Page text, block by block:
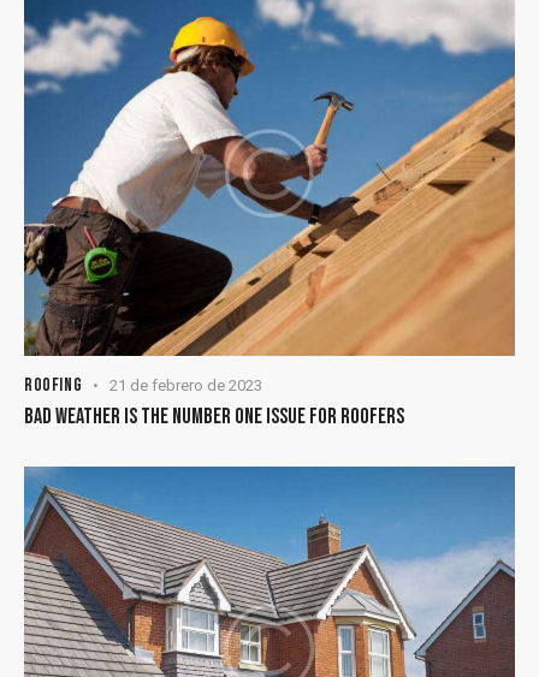
ROOFING 21 de febrero de 2023
BAD WEATHER IS THE NUMBER ONE ISSUE FOR ROOFERS